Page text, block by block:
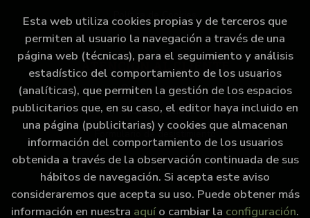
Política de Cookies
ATENCIÓN AL CLIENTE
Quiénes somos
Pedidos especiales
Formulario de desistimiento
2026 ©La cantina de Hyrule. Todos los Derechos
Esta web utiliza cookies propias y de terceros que
permiten al usuario la navegación a través de una
página web (técnicas), para el seguimiento y análisis
estadístico del comportamiento de los usuarios
(analíticas), que permiten la gestión de los espacios
publicitarios que, en su caso, el editor haya incluido en
una página (publicitarias) y cookies que almacenan
información del comportamiento de los usuarios
obtenida a través de la observación continuada de sus
hábitos de navegación. Si acepta este aviso
consideraremos que acepta su uso. Puede obtener más
información en nuestra aquío cambiar la configuración.